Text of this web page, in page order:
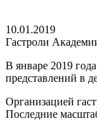
10.01.2019
Гастроли
В январе 2019
представлений в
Организацией
Последние